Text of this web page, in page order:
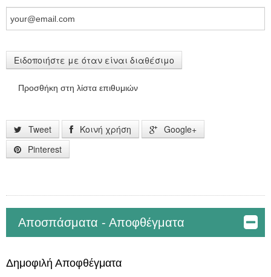
Ειδοποιήστε με όταν είναι διαθέσιμο
Προσθήκη στη λίστα επιθυμιών
Tweet Κοινή χρήση
Google+
Pinterest
Αποσπάσματα - Αποφθέγματα
Δημοφιλή Αποφθέγματα